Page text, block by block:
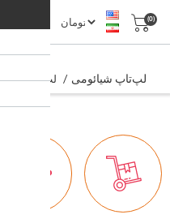
(0)
لپ‌تاپ و / لپ‌تاپ شیائومی